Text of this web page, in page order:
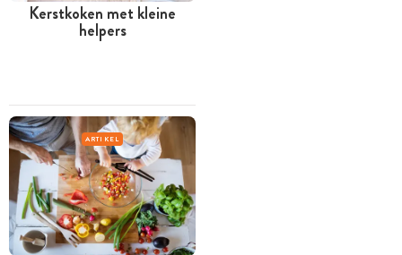
Kerstkoken met kleine
helpers
ARTIKEL